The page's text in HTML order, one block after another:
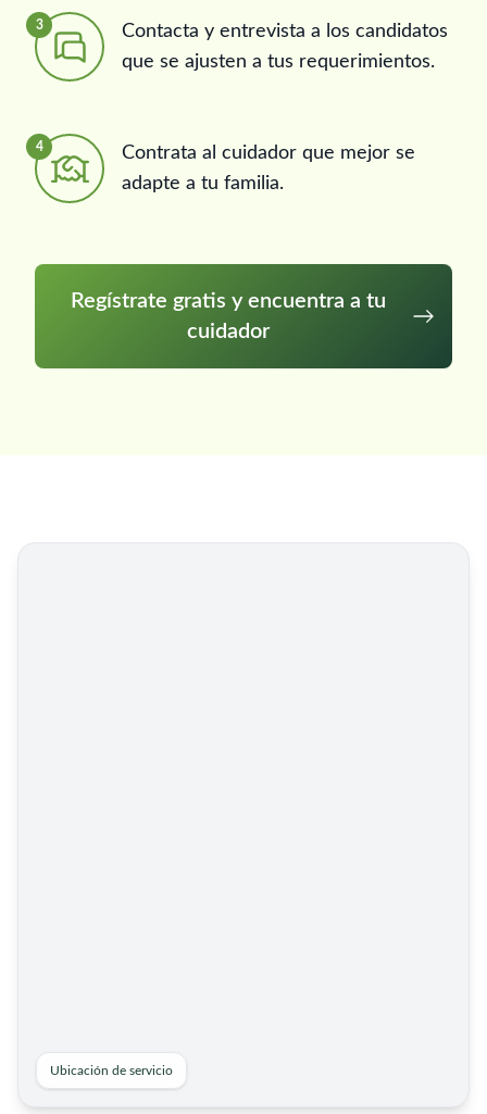
3
Contacta y entrevista a los candidatos
que se ajusten a tus requerimientos.
4
Contrata al cuidador que mejor se
adapte a tu familia.
Regístrate gratis y encuentra a tu
cuidador
Ubicación de servicio